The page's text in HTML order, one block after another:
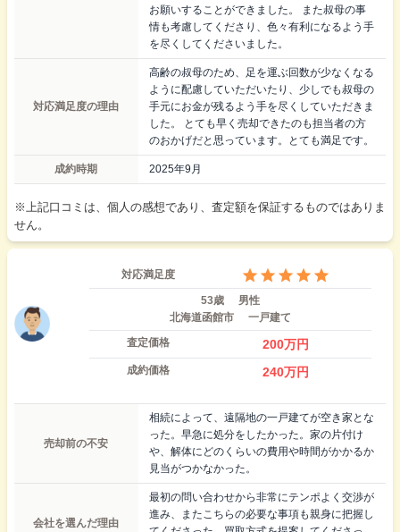
お願いすることができました。 また叔母の事
情も考慮してくださり、色々有利になるよう手
を尽くしてくださいました。
対応満足度の理由
高齢の叔母のため、足を運ぶ回数が少なくなる
ように配慮していただいたり、少しでも叔母の
手元にお金が残るよう手を尽くしていただきま
した。 とても早く売却できたのも担当者の方
のおかげだと思っています。とても満足です。
成約時期 2025年9月
※上記口コミは、個人の感想であり、査定額を保証するものではありま
せん。
対応満足度
53歳
男性
北海道函館市
一戸建て
査定価格
200万円
成約価格 240万円
売却前の不安
相続によって、遠隔地の一戸建てが空き家とな
った。早急に処分をしたかった。家の片付け
や、解体にどのくらいの費用や時間がかかるか
見当がつかなかった。
会社を選んだ理由
最初の問い合わせから非常にテンポよく交渉が
進み、またこちらの必要な事項も親身に把握し